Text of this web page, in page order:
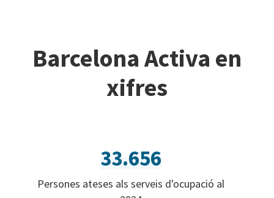
Barcelona Activa en
xifres
33.656
Persones ateses als serveis d'ocupació al